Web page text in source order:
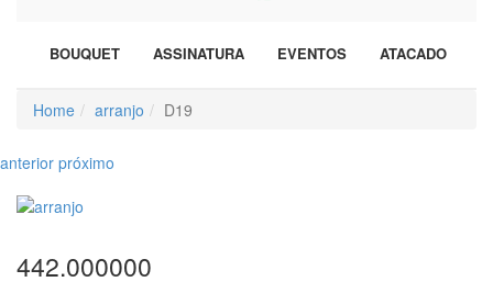
BOUQUET ASSINATURA EVENTOS ATACADO
Home arranjo D19
anterior próximo
442.000000